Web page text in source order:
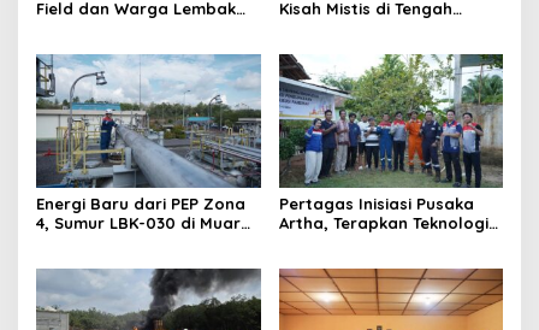
Field dan Warga Lembak
Berkelanjutan
Kisah Mistis di Tengah
Indonesia
Energi Baru dari PEP Zona
4, Sumur LBK-030 di Muara
Pertagas Inisiasi Pusaka
Artha, Terapkan Teknologi